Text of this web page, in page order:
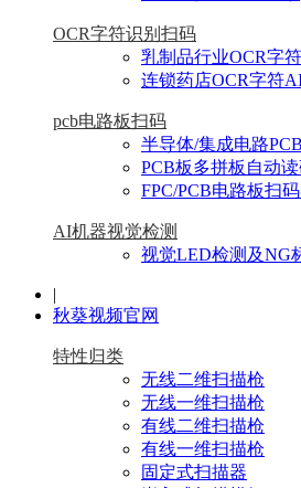
OCR字符识别扫码
乳制品行业OCR字
连锁药店OCR字符
pcb电路板扫码
半导体/集成电路
PCB板多拼板自动
FPC/PCB电路板扫
AI机器视觉检测
视觉LED检测及NG
|
秋葵视频官网
特性归类
无线二维扫描枪
无线一维扫描枪
有线二维扫描枪
有线一维扫描枪
固定式扫描器